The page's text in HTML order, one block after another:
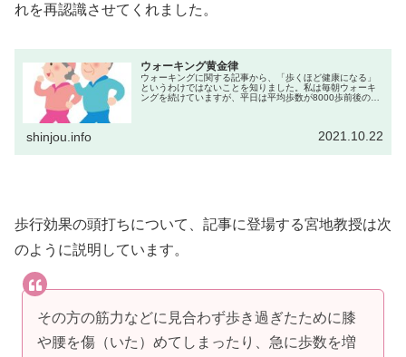
れを再認識させてくれました。
ウォーキング黄金律
ウォーキングに関する記事から、「歩くほど健康になる」
というわけではないことを知りました。私は毎朝ウォーキ
ングを続けていますが、平日は平均歩数が8000歩前後のた
shinjou.info 2021.10.22
歩行効果の頭打ちについて、記事に登場する宮地教授は次
のように説明しています。
その方の筋力などに見合わず歩き過ぎたために膝
や腰を傷（いた）めてしまったり、急に歩数を増